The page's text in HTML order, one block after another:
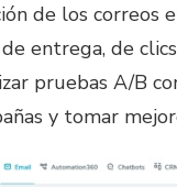
de los correos
entrega, de
pruebas A/B
y tomar